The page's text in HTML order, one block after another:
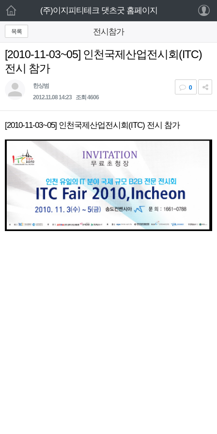
로그인 하세요
홈
주요제품
웹서비스
고객센터
설치사례
회사소개
새 알림
내 알림을 확인하기 위해서는 로그인이 필요합
니다.
(주)이지피티테크 댓츠굿 홈페이지
목록 전시참가
[2010-11-03~05] 인천국제산업전시회(ITC)
전시 참가
한상범
2012.11.08 14:23
조회 4606
0
[2010-11-03~05] 인천국제산업전시회(ITC) 전시 참가